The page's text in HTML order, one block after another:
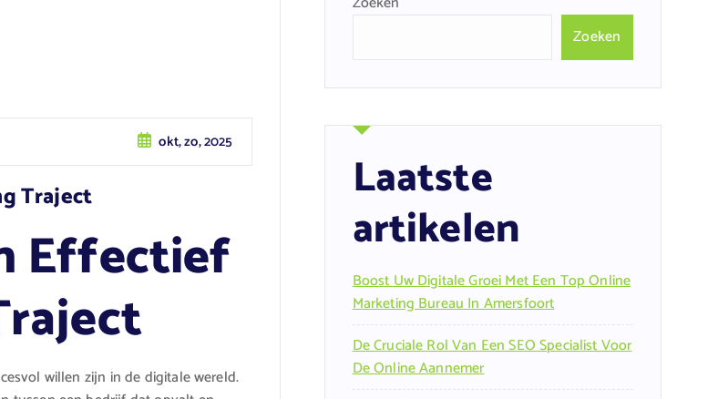
okt, zo, 2025
Traject
Effectief
willen zijn in de digitale wereld.
Zoeken
Laatste
artikelen
Boost Uw Digitale Groei Met Een Top Online
Marketing Bureau In Amersfoort
De Cruciale Rol Van Een SEO Specialist Voor
De Online Aannemer